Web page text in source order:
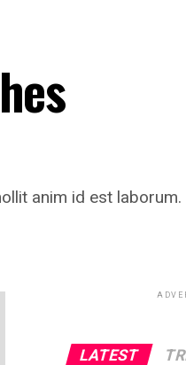
anim id est laborum.
LATEST